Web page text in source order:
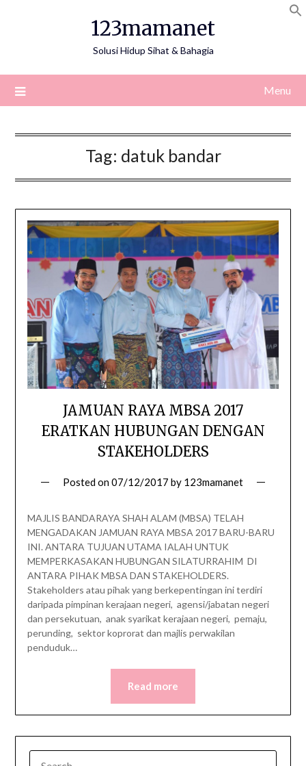
123mamanet
Solusi Hidup Sihat & Bahagia
Menu
Tag: datuk bandar
JAMUAN RAYA MBSA 2017
ERATKAN HUBUNGAN DENGAN
STAKEHOLDERS
Posted on07/12/2017 by 123mamanet
MAJLIS BANDARAYA SHAH ALAM (MBSA) TELAH
MENGADAKAN JAMUAN RAYA MBSA 2017 BARU-BARU
INI. ANTARA TUJUAN UTAMA IALAH UNTUK
MEMPERKASAKAN HUBUNGAN SILATURRAHIM DI
ANTARA PIHAK MBSA DAN STAKEHOLDERS.
Stakeholders atau pihak yang berkepentingan ini terdiri
daripada pimpinan kerajaan negeri, agensi/jabatan negeri
dan persekutuan, anak syarikat kerajaan negeri, pemaju,
perunding, sektor koprorat dan majlis perwakilan
penduduk…
Read more